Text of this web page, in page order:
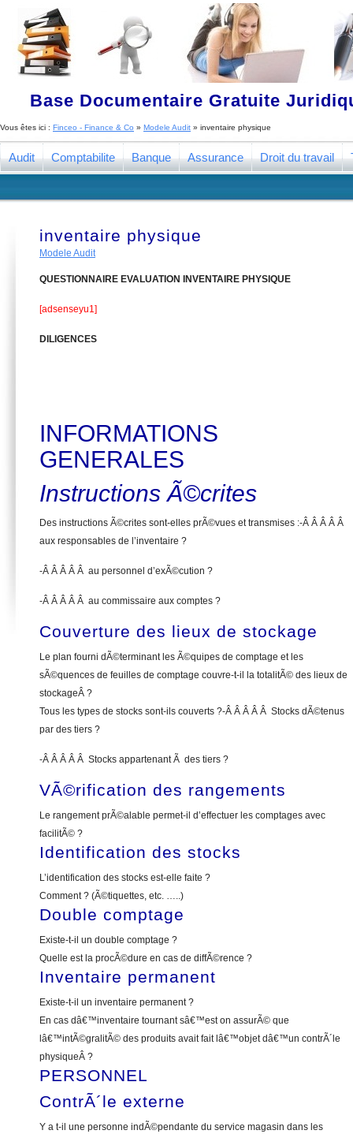
Base Documentaire Gratuite
Vous êtes ici : Finceo - Finance & Co » Modele Audit » inventaire physique
Audit Comptabilite Banque Assurance Droit du travail
inventaire physique
Modele Audit
QUESTIONNAIRE EVALUATION INVENTAIRE PHYSIQUE
[adsenseyu1]
DILIGENCES
INFORMATIONS
GENERALES
Instructions Ã©crites
Des instructions Ã©crites sont-elles prÃ©vues et transmises :-Â Â Â Â Â
aux responsables de l’inventaire ?
-Â Â Â Â Â au personnel d’exÃ©cution ?
-Â Â Â Â Â au commissaire aux comptes ?
Couverture des lieux de stockage
Le plan fourni dÃ©terminant les Ã©quipes de comptage et les
sÃ©quences de feuilles de comptage couvre-t-il la totalitÃ© des lieux de
stockageÂ ?
Tous les types de stocks sont-ils couverts ?-Â Â Â Â Â Stocks dÃ©tenus
par des tiers ?
-Â Â Â Â Â Stocks appartenant Ã des tiers ?
VÃ©rification des rangements
Le rangement prÃ©alable permet-il d’effectuer les comptages avec
facilitÃ© ?
Identification des stocks
L’identification des stocks est-elle faite ?
Comment ? (Ã©tiquettes, etc. …..)
Double comptage
Existe-t-il un double comptage ?
Quelle est la procÃ©dure en cas de diffÃ©rence ?
Inventaire permanent
Existe-t-il un inventaire permanent ?
En cas dâ€™inventaire tournant sâ€™est on assurÃ© que
lâ€™intÃ©gralitÃ© des produits avait fait lâ€™objet dâ€™un contrÃ´le
physiqueÂ ?
PERSONNEL
ContrÃ´le externe
Y a t-il une personne indÃ©pendante du service magasin dans les